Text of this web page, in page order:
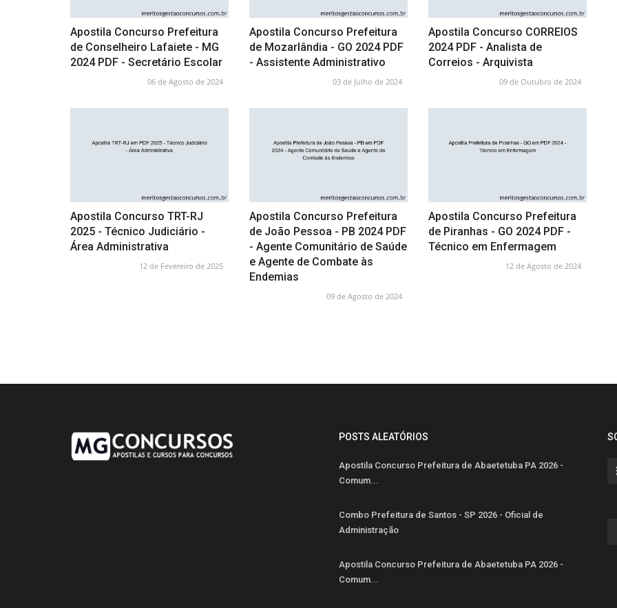
Apostila Concurso Prefeitura
de Conselheiro Lafaiete - MG
2024 PDF - Secretário Escolar
06 de Agosto de 2024
Apostila Concurso Prefeitura
de Mozarlândia - GO 2024 PDF
- Assistente Administrativo
03 de Julho de 2024
Apostila Concurso CORREIOS
2024 PDF - Analista de
Correios - Arquivista
09 de Outubro de 2024
Apostila Concurso TRT-RJ
2025 - Técnico Judiciário -
Área Administrativa
12 de Fevereiro de 2025
Apostila Concurso Prefeitura
de João Pessoa - PB 2024 PDF
- Agente Comunitário de Saúde
e Agente de Combate às
Endemias
09 de Agosto de 2024
Apostila Concurso Prefeitura
de Piranhas - GO 2024 PDF -
Técnico em Enfermagem
12 de Agosto de 2024
POSTS ALEATÓRIOS
Apostila Concurso Prefeitura de Abaetetuba PA 2026 -
Comum...
Combo Prefeitura de Santos - SP 2026 - Oficial de
Administração
Apostila Concurso Prefeitura de Abaetetuba PA 2026 -
Comum...